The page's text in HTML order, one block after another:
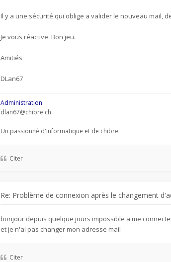
Il y a une sécurité qui oblige a valider le nouveau mail,
Je vous réactive. Bon jeu.
Amitiés
DLan67
Administration
dlan67@chibre.ch
Un passionné d'informatique et de chibre.
Citer
Re: Problème de connexion après le changement
bonjour depuis quelque jours impossible a me
et je n'ai pas changer mon adresse mail
Citer